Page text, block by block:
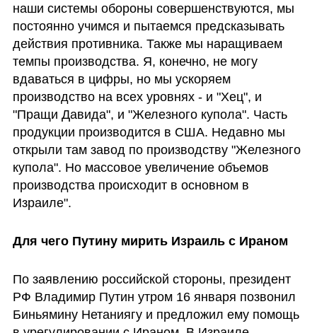
наши системы обороны совершенствуются, мы
постоянно учимся и пытаемся предсказывать
действия противника. Также мы наращиваем
темпы производства. Я, конечно, не могу
вдаваться в цифры, но мы ускоряем
производство на всех уровнях - и "Хец", и
"Пращи Давида", и "Железного купола". Часть
продукции производится в США. Недавно мы
открыли там завод по производству "Железного
купола". Но массовое увеличение объемов
производства происходит в основном в
Израиле".
Для чего Путину мирить Израиль с Ираном
По заявлению российской стороны, президент
РФ Владимир Путин утром 16 января позвонил
Биньямину Нетаниягу и предложил ему помощь